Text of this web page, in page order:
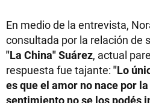
En medio de la entrevista,
consultada por la relación de
"La China" Suárez, actual
respuesta fue tajante: "Lo
es que el amor no nace por